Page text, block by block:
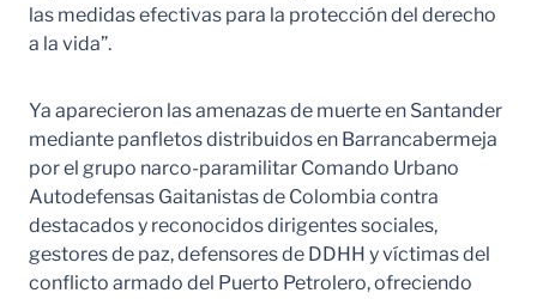
las medidas efectivas para la protección del derecho
a la vida”.
Ya aparecieron las amenazas de muerte en Santander
mediante panfletos distribuidos en Barrancabermeja
por el grupo narco-paramilitar Comando Urbano
Autodefensas Gaitanistas de Colombia contra
destacados y reconocidos dirigentes sociales,
gestores de paz, defensores de DDHH y víctimas del
conflicto armado del Puerto Petrolero, ofreciendo